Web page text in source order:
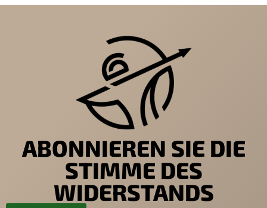
ABONNIEREN SIE DIE
STIMME DES
WIDERSTANDS